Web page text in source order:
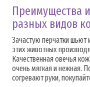
Преимущества
разных видов
Зачастую перчатки шьют
этих животных
Качественная овечья
очень мягкая и нежная.
согревают руки,